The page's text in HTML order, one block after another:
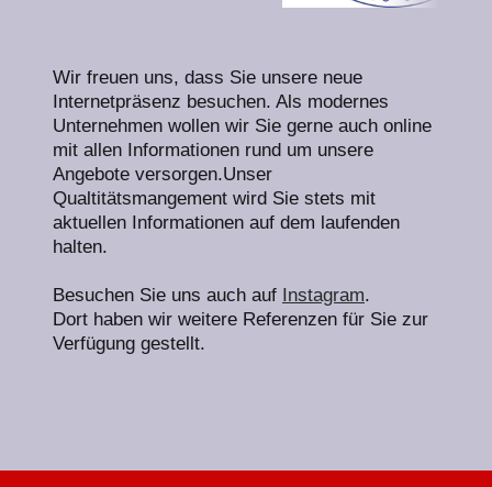
Wir freuen uns, dass Sie unsere neue
Internetpräsenz besuchen. Als modernes
Unternehmen wollen wir Sie gerne auch online
mit allen Informationen rund um unsere
Angebote versorgen.Unser
Qualtitätsmangement wird Sie stets mit
aktuellen Informationen auf dem laufenden
halten.
Besuchen Sie uns auch auf Instagram.
Dort haben wir weitere Referenzen für Sie zur
Verfügung gestellt.